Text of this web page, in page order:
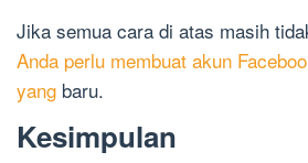
Jika semua cara di atas masih
Anda perlu membuat akun
yang baru.
Kesimpulan